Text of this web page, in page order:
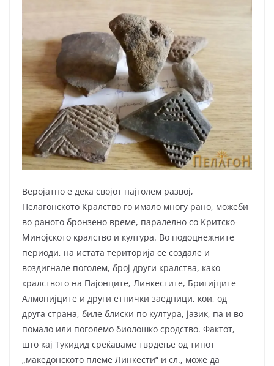
Веројатно е дека својот најголем развој,
Пелагонското Кралство го имало многу рано, можеби
во раното бронзено време, паралелно со Критско-
Минојското кралство и култура. Во подоцнежните
периоди, на истата територија се создале и
воздигнале поголем, број други кралства, како
кралството на Пајонците, Линкестите, Бригијците
Алмопијците и други етнички заедници, кои, од
друга страна, биле блиски по култура, јазик, па и во
помало или поголемо биолошко сродство. Фактот,
што кај Тукидид среќаваме тврдење од типот
„македонското племе Линкести“ и сл., може да